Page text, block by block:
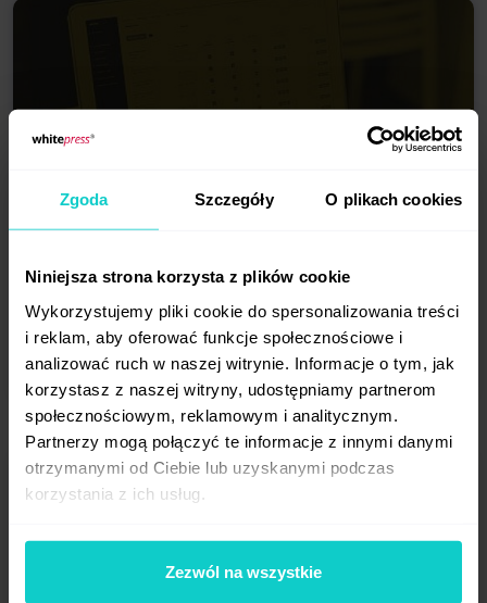
Zgoda Szczegóły O plikach cookies
Niniejsza strona korzysta z plików cookie
Wykorzystujemy pliki cookie do spersonalizowania treści
i reklam, aby oferować funkcje społecznościowe i
analizować ruch w naszej witrynie. Informacje o tym, jak
korzystasz z naszej witryny, udostępniamy partnerom
społecznościowym, reklamowym i analitycznym.
Partnerzy mogą połączyć te informacje z innymi danymi
otrzymanymi od Ciebie lub uzyskanymi podczas
korzystania z ich usług.
Zezwól na wszystkie
Moduł 3 : Zarządzanie treściami
Jak skutecznie zlecać treści, by osiągać
swoje cele?
Płatności i raportowanie